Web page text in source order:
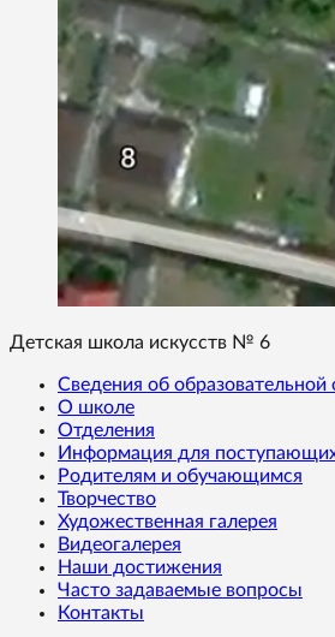
Детская школа искусств № 6
Сведения об образовательной
О школе
Отделения
Информация для
Родителям и обучающимся
Творчество
Художественная галерея
Видеогалерея
Наши достижения
Часто задаваемые вопросы
Контакты